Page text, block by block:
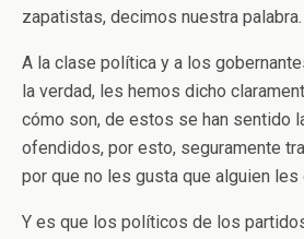
zapatistas, decimos nuestra palabra.
A la clase política y a los
la verdad, les hemos dicho
cómo son, de estos se han sentido
ofendidos, por esto, seguramente
por que no les gusta que alguien
Y es que los políticos de los